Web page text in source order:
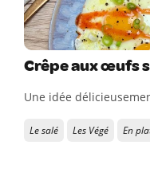
Crêpe aux œufs
Une idée
Le salé Les Végé En